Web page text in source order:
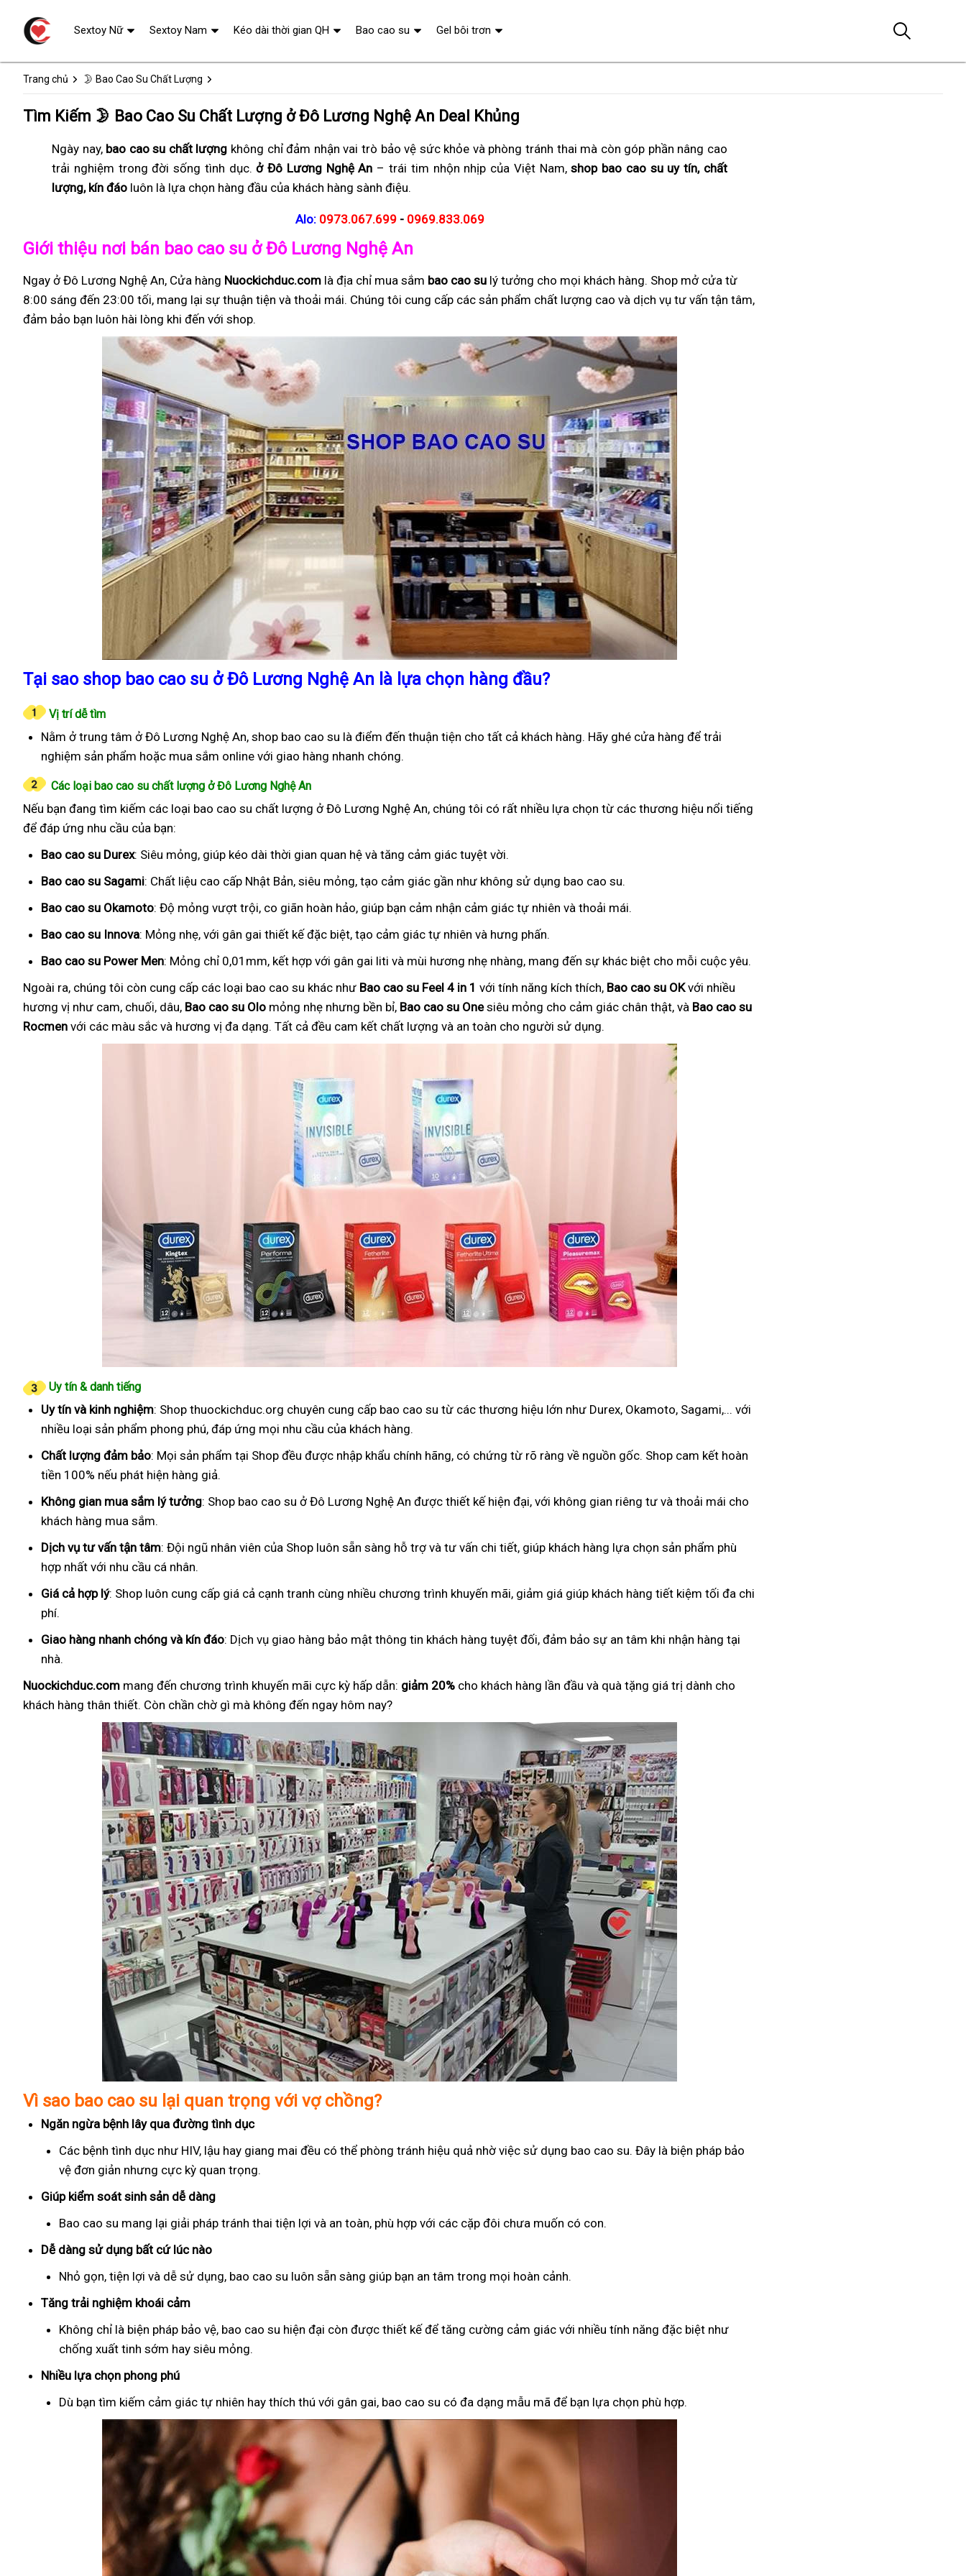
Trang chủ 🌛 Bao Cao Su Chất Lượng
Tìm Kiếm 🌛 Bao Cao Su Chất Lượng ở Đô Lương Nghệ An Deal Khủng
Ngày nay, bao cao su chất lượng không chỉ đảm nhận vai trò bảo vệ sức khỏe và phòng tránh thai mà còn góp phần nâng cao
trải nghiệm trong đời sống tình dục. ở Đô Lương Nghệ An – trái tim nhộn nhịp của Việt Nam,shop bao cao su uy tín, chất
lượng, kín đáo luôn là lựa chọn hàng đầu của khách hàng sành điệu.
Alo: 0973.067.699 - 0969.833.069
Giới thiệu nơi bán bao cao su ở Đô Lương Nghệ An
Ngay ở Đô Lương Nghệ An, Cửa hàng Nuockichduc.com là địa chỉ mua sắm bao cao su lý tưởng cho mọi khách hàng. Shop mở cửa từ
8:00 sáng đến 23:00 tối, mang lại sự thuận tiện và thoải mái. Chúng tôi cung cấp các sản phẩm chất lượng cao và dịch vụ tư vấn tận tâm,
đảm bảo bạn luôn hài lòng khi đến với shop.
Tại sao shop bao cao su ở Đô Lương Nghệ An là lựa chọn hàng đầu?
Vị trí dễ tìm
Nằm ở trung tâm ở Đô Lương Nghệ An, shop bao cao su là điểm đến thuận tiện cho tất cả khách hàng. Hãy ghé cửa hàng để trải
nghiệm sản phẩm hoặc mua sắm online với giao hàng nhanh chóng.
Các loại bao cao su chất lượng ở Đô Lương Nghệ An
Nếu bạn đang tìm kiếm các loại bao cao su chất lượng ở Đô Lương Nghệ An, chúng tôi có rất nhiều lựa chọn từ các thương hiệu nổi tiếng
để đáp ứng nhu cầu của bạn:
Bao cao su Durex: Siêu mỏng, giúp kéo dài thời gian quan hệ và tăng cảm giác tuyệt vời.
Bao cao su Sagami: Chất liệu cao cấp Nhật Bản, siêu mỏng, tạo cảm giác gần như không sử dụng bao cao su.
Bao cao su Okamoto: Độ mỏng vượt trội, co giãn hoàn hảo, giúp bạn cảm nhận cảm giác tự nhiên và thoải mái.
Bao cao su Innova: Mỏng nhẹ, với gân gai thiết kế đặc biệt, tạo cảm giác tự nhiên và hưng phấn.
Bao cao su Power Men: Mỏng chỉ 0,01mm, kết hợp với gân gai liti và mùi hương nhẹ nhàng, mang đến sự khác biệt cho mỗi cuộc yêu.
Ngoài ra, chúng tôi còn cung cấp các loại bao cao su khác như Bao cao su Feel 4 in 1 với tính năng kích thích, Bao cao su OKvới nhiều
hương vị như cam, chuối, dâu, Bao cao su Olo mỏng nhẹ nhưng bền bỉ, Bao cao su Onesiêu mỏng cho cảm giác chân thật, và Bao cao su
Rocmen với các màu sắc và hương vị đa dạng. Tất cả đều cam kết chất lượng và an toàn cho người sử dụng.
Uy tín & danh tiếng
Uy tín và kinh nghiệm: Shop thuockichduc.org chuyên cung cấp bao cao su từ các thương hiệu lớn như Durex, Okamoto, Sagami,... với
nhiều loại sản phẩm phong phú, đáp ứng mọi nhu cầu của khách hàng.
Chất lượng đảm bảo: Mọi sản phẩm tại Shop đều được nhập khẩu chính hãng, có chứng từ rõ ràng về nguồn gốc. Shop cam kết hoàn
tiền 100% nếu phát hiện hàng giả.
Không gian mua sắm lý tưởng: Shop bao cao su ở Đô Lương Nghệ An được thiết kế hiện đại, với không gian riêng tư và thoải mái cho
khách hàng mua sắm.
Dịch vụ tư vấn tận tâm: Đội ngũ nhân viên của Shop luôn sẵn sàng hỗ trợ và tư vấn chi tiết, giúp khách hàng lựa chọn sản phẩm phù
hợp nhất với nhu cầu cá nhân.
Giá cả hợp lý: Shop luôn cung cấp giá cả cạnh tranh cùng nhiều chương trình khuyến mãi, giảm giá giúp khách hàng tiết kiệm tối đa chi
phí.
Giao hàng nhanh chóng và kín đáo: Dịch vụ giao hàng bảo mật thông tin khách hàng tuyệt đối, đảm bảo sự an tâm khi nhận hàng tại
nhà.
Nuockichduc.com mang đến chương trình khuyến mãi cực kỳ hấp dẫn: giảm 20% cho khách hàng lần đầu và quà tặng giá trị dành cho
khách hàng thân thiết. Còn chần chờ gì mà không đến ngay hôm nay?
Vì sao bao cao su lại quan trọng với vợ chồng?
Ngăn ngừa bệnh lây qua đường tình dục
Các bệnh tình dục như HIV, lậu hay giang mai đều có thể phòng tránh hiệu quả nhờ việc sử dụng bao cao su. Đây là biện pháp bảo
vệ đơn giản nhưng cực kỳ quan trọng.
Giúp kiểm soát sinh sản dễ dàng
Bao cao su mang lại giải pháp tránh thai tiện lợi và an toàn, phù hợp với các cặp đôi chưa muốn có con.
Dễ dàng sử dụng bất cứ lúc nào
Nhỏ gọn, tiện lợi và dễ sử dụng, bao cao su luôn sẵn sàng giúp bạn an tâm trong mọi hoàn cảnh.
Tăng trải nghiệm khoái cảm
Không chỉ là biện pháp bảo vệ, bao cao su hiện đại còn được thiết kế để tăng cường cảm giác với nhiều tính năng đặc biệt như
chống xuất tinh sớm hay siêu mỏng.
Nhiều lựa chọn phong phú
Dù bạn tìm kiếm cảm giác tự nhiên hay thích thú với gân gai, bao cao su có đa dạng mẫu mã để bạn lựa chọn phù hợp.
Sextoy Nữ Sextoy Nam Kéo dài thời gian QH Bao cao su Gel bôi trơn